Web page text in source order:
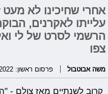
אחרי שחיכינו לא מעט
עלייתו לאקרנים,
הרשמי לסרט של לי
צפו
משה אבוטבול פרסום ראשון: 24/03/2022, 09:04
קרוב לשנתיים מאז צולם -